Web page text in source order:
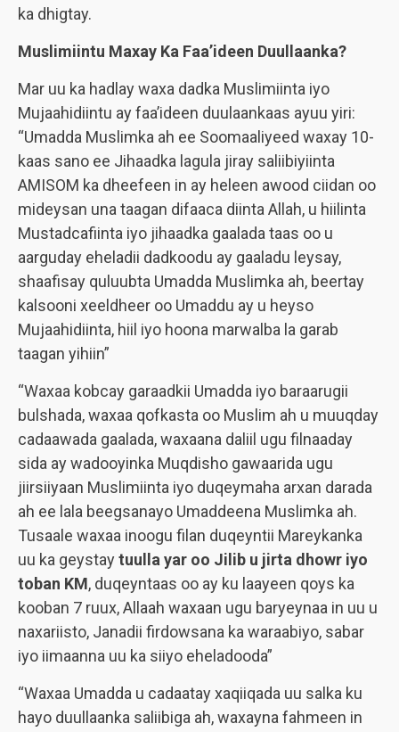
ka dhigtay.
Muslimiintu Maxay Ka Faa’ideen Duullaanka?
Mar uu ka hadlay waxa dadka Muslimiinta iyo
Mujaahidiintu ay faa’ideen duulaankaas ayuu yiri:
“Umadda Muslimka ah ee Soomaaliyeed waxay 10-
kaas sano ee Jihaadka lagula jiray saliibiyiinta
AMISOM ka dheefeen in ay heleen awood ciidan oo
mideysan una taagan difaaca diinta Allah, u hiilinta
Mustadcafiinta iyo jihaadka gaalada taas oo u
aarguday eheladii dadkoodu ay gaaladu leysay,
shaafisay quluubta Umadda Muslimka ah, beertay
kalsooni xeeldheer oo Umaddu ay u heyso
Mujaahidiinta, hiil iyo hoona marwalba la garab
taagan yihiin”
“Waxaa kobcay garaadkii Umadda iyo baraarugii
bulshada, waxaa qofkasta oo Muslim ah u muuqday
cadaawada gaalada, waxaana daliil ugu filnaaday
sida ay wadooyinka Muqdisho gawaarida ugu
jiirsiiyaan Muslimiinta iyo duqeymaha arxan darada
ah ee lala beegsanayo Umaddeena Muslimka ah.
Tusaale waxaa inoogu filan duqeyntii Mareykanka
uu ka geystaytuulla yar oo Jilib u jirta dhowr iyo
toban KM, duqeyntaas oo ay ku laayeen qoys ka
kooban 7 ruux, Allaah waxaan ugu baryeynaa in uu u
naxariisto, Janadii firdowsana ka waraabiyo, sabar
iyo iimaanna uu ka siiyo eheladooda”
“Waxaa Umadda u cadaatay xaqiiqada uu salka ku
hayo duullaanka saliibiga ah, waxayna fahmeen in